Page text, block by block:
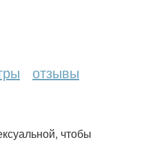
отзывы
чтобы